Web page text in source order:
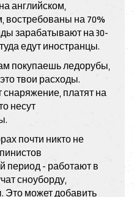
английском,
востребованы на 70%
зарабатывают на 30-
едут иностранцы.
покупаешь ледорубы,
твои расходы.
платят на
несут
почти никто не
период - работают в
сноуборду,
Это может добавить